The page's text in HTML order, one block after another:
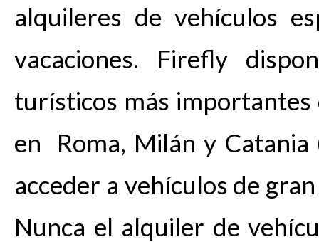
alquileres de vehículos
vacaciones. Firefly
turísticos más importantes
en Roma, Milán y Catania
acceder a vehículos de
Nunca el alquiler de